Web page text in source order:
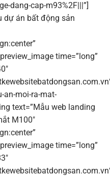
dang-cap-m93%2F|||”]
dự án bất động sản
time=”long”
an-moi-ra-mat-
text=”Mẫu web landing
M100″
time=”long”